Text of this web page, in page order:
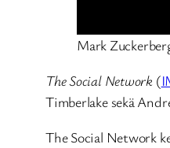
Mark
The Social Network (
Timberlake sekä
The Social Network